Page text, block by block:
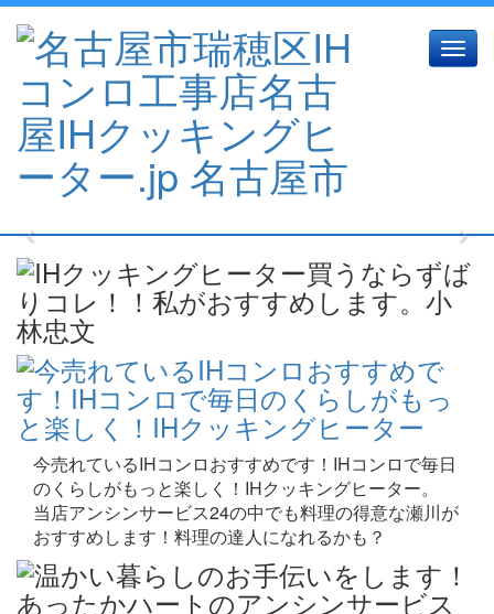
今売れているIHコンロおすすめです！IHコンロで毎日
のくらしがもっと楽しく！IHクッキングヒーター。
当店アンシンサービス24の中でも料理の得意な瀬川が
おすすめします！料理の達人になれるかも？